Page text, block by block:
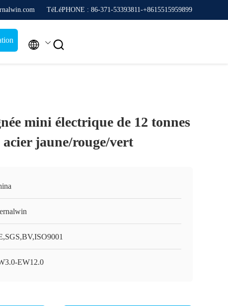
TéLéPHONE : 86-371-53393811-+8615515959899
 
mini électrique de 12 tonnes
acier jaune/rouge/vert
EW12.0